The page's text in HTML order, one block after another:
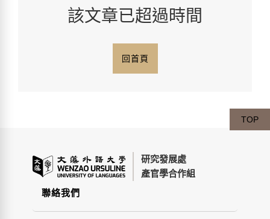
該文章已超過時間
回首頁
研究發展處
產官學合作組
聯絡我們
TOP